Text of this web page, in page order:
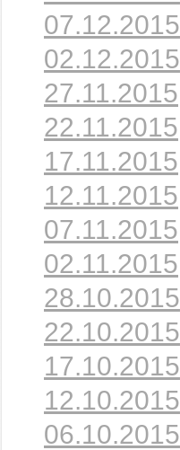
07.12.2015
02.12.2015
27.11.2015
22.11.2015
17.11.2015
12.11.2015
07.11.2015
02.11.2015
28.10.2015
22.10.2015
17.10.2015
12.10.2015
06.10.2015